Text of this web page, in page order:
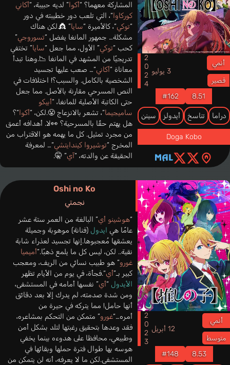
أنمي
قصير
3 يوليو 2024
8.51
#162
دراما تناسخ أيدولز سينن
Doga Kobo
المشاركة معهما؟ “أكوا” لديه حبيبة، “أكاني
كوركاوا“، التي تلعب دور خطيبته في دور
“توكي“، كالأميرة “سايا” 👸.لكن هناك
مشكلة… جمهور المانغا يفضل “تسوروجي”
كحب “توكي” الأول، مما جعل “سايا” تختفي
تدريجيًا من المشهد في المانغا 📉.وهنا تبدأ
معاناة “أكاني“… صعب عليها تجسيد
الشخصية بالكامل. والسبب؟! اختلافات في
النص المسرحي مقارنة بالأصل. مما جعل
حتى الكاتبة الأصلية للمانغا، “أبيكو
ساميجيما“، تشعر بالانزعاج 😤.لكن، “أكوا“؟
هل يهتم حقًا بالمسرحية؟ 👀لا. أهدافه أعمق
من مجرد تمثيل. كل ما يهمه هو الاقتراب من
المخرج “توشيروا كيندايتشي“… لمعرفة
الحقيقة عن والدته، “آي” 🤫.
Oshi no Ko
نجمتي
أنمي
متوسط
12 أبريل 2023
8.53
#148
“هوشينو أي” البالغة من العمر ستة عشر
عامًا هي ايدول (فنانة) موهوبة وجميلة
يعشقها مُعجبوها.إنها تجسيد لعذراء شابة
نقية.. لكن، ليس كل ما يلمع ذهبًا.“أميميا
غورو” هو طبيب نسائي من الريف، ومعجب
كبير بـ”أي“.فجأة، في يوم من الأيام تظهر
الأيدول “أي” نفسها أمامه في المستشفى،
ومن شدة صدمته، لم يدرك إلا بعد دقائق
أنها حامل! مما يتركه في حيرة من
أمره…“غورو” متمكن من التحكم بمشاعره،
فقد وعدها بتحقيق رغبتها لتلد بشكل أمن
وطبيعي، محافظا على هدوءه بينما يخفي
هوسه بها طوال فترة حملها وبقائها في
المستشفى.لكن ما لا يعرفه، أنه لن يتمكن من